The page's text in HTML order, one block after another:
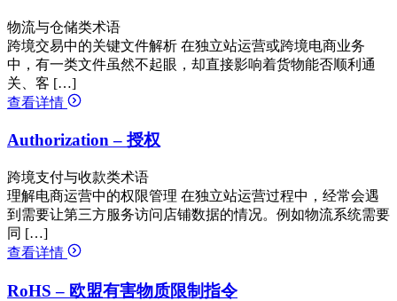
物流与仓储类术语
跨境交易中的关键文件解析 在独立站运营或跨境电商业务
中，有一类文件虽然不起眼，却直接影响着货物能否顺利通
关、客 […]
查看详情
Authorization – 授权
跨境支付与收款类术语
理解电商运营中的权限管理 在独立站运营过程中，经常会遇
到需要让第三方服务访问店铺数据的情况。例如物流系统需要
同 […]
查看详情
RoHS – 欧盟有害物质限制指令